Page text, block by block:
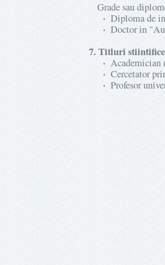
Grade sau
· Diploma de
· Doctor in
7. Titluri
· Academician
· Cercetator
· Profesor